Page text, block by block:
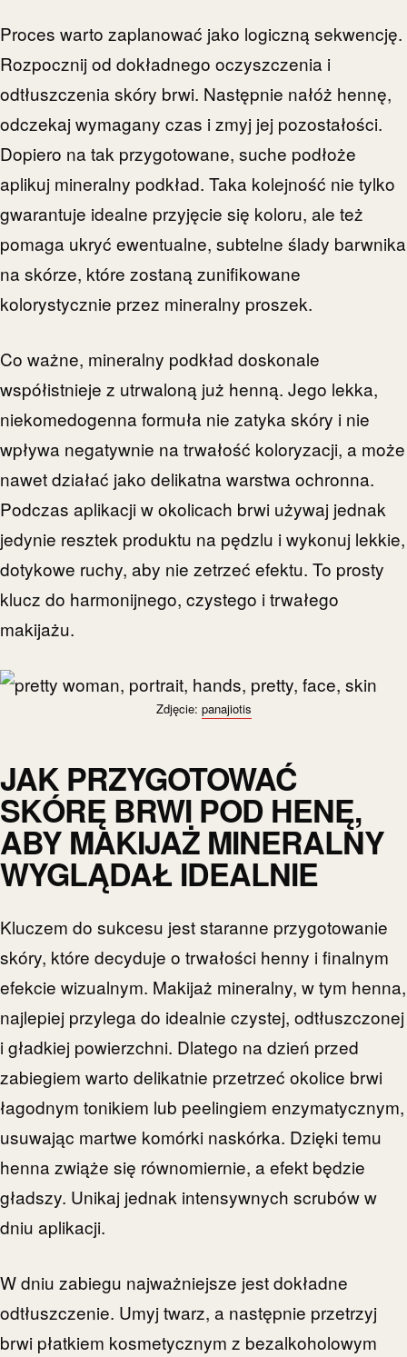
Proces warto zaplanować jako logiczną sekwencję.
Rozpocznij od dokładnego oczyszczenia i
odtłuszczenia skóry brwi. Następnie nałóż hennę,
odczekaj wymagany czas i zmyj jej pozostałości.
Dopiero na tak przygotowane, suche podłoże
aplikuj mineralny podkład. Taka kolejność nie tylko
gwarantuje idealne przyjęcie się koloru, ale też
pomaga ukryć ewentualne, subtelne ślady barwnika
na skórze, które zostaną zunifikowane
kolorystycznie przez mineralny proszek.
Co ważne, mineralny podkład doskonale
współistnieje z utrwaloną już henną. Jego lekka,
niekomedogenna formuła nie zatyka skóry i nie
wpływa negatywnie na trwałość koloryzacji, a może
nawet działać jako delikatna warstwa ochronna.
Podczas aplikacji w okolicach brwi używaj jednak
jedynie resztek produktu na pędzlu i wykonuj lekkie,
dotykowe ruchy, aby nie zetrzeć efektu. To prosty
klucz do harmonijnego, czystego i trwałego
makijażu.
Zdjęcie: panajiotis
JAK PRZYGOTOWAĆ
SKÓRĘ BRWI POD HENĘ,
ABY MAKIJAŻ MINERALNY
WYGLĄDAŁ IDEALNIE
Kluczem do sukcesu jest staranne przygotowanie
skóry, które decyduje o trwałości henny i finalnym
efekcie wizualnym. Makijaż mineralny, w tym henna,
najlepiej przylega do idealnie czystej, odtłuszczonej
i gładkiej powierzchni. Dlatego na dzień przed
zabiegiem warto delikatnie przetrzeć okolice brwi
łagodnym tonikiem lub peelingiem enzymatycznym,
usuwając martwe komórki naskórka. Dzięki temu
henna zwiąże się równomiernie, a efekt będzie
gładszy. Unikaj jednak intensywnych scrubów w
dniu aplikacji.
W dniu zabiegu najważniejsze jest dokładne
odtłuszczenie. Umyj twarz, a następnie przetrzyj
brwi płatkiem kosmetycznym z bezalkoholowym